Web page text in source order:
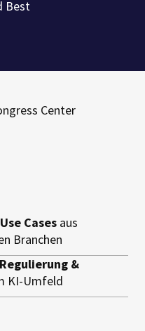
Best
Center
Cases aus
Branchen
&
KI-Umfeld